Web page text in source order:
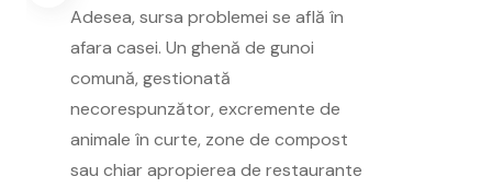
Adesea, sursa problemei se află în
afara casei. Un ghenă de gunoi
comună, gestionată
necorespunzător, excremente de
animale în curte, zone de compost
sau chiar apropierea de restaurante